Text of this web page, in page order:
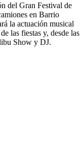
del Gran Festival de
en Barrio
la actuación musical
las fiestas y, desde las
Show y DJ.